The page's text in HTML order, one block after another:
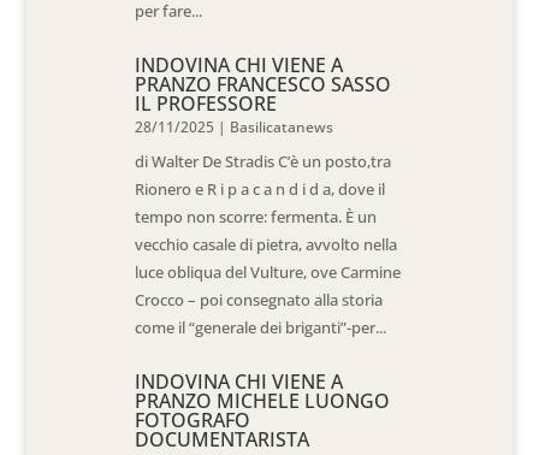
per fare...
INDOVINA CHI VIENE A
PRANZO FRANCESCO SASSO
IL PROFESSORE
28/11/2025 | Basilicatanews
di Walter De Stradis C’è un posto,tra
Rionero e R i p a c a n d i d a, dove il
tempo non scorre: fermenta. È un
vecchio casale di pietra, avvolto nella
luce obliqua del Vulture, ove Carmine
Crocco – poi consegnato alla storia
come il “generale dei briganti”-per...
INDOVINA CHI VIENE A
PRANZO MICHELE LUONGO
FOTOGRAFO
DOCUMENTARISTA